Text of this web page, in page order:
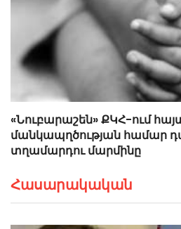
«Նուբարաշեն» ՔԿՀ-ում
մանկապղծության
տղամարդու մարմինը
Հասարակական